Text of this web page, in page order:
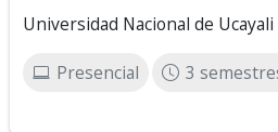
Universidad Nacional de Ucayali
Presencial 3